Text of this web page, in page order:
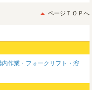
ページＴＯＰへ
内作業・フォークリフト・溶